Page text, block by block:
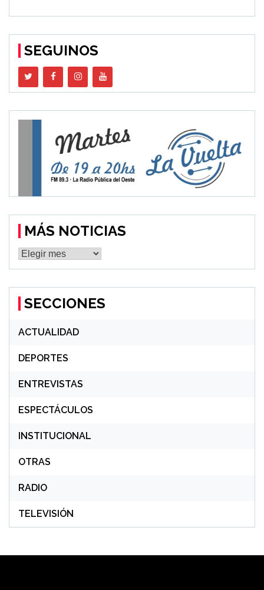
SEGUINOS
MÁS NOTICIAS
MÁS
NOTICIAS
SECCIONES
ACTUALIDAD
DEPORTES
ENTREVISTAS
ESPECTÁCULOS
INSTITUCIONAL
OTRAS
RADIO
TELEVISIÓN